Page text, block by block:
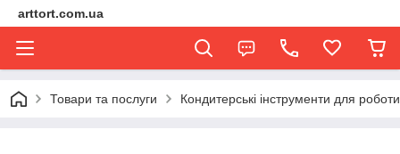
arttort.com.ua
Товари та послуги Кондитерські інструменти для